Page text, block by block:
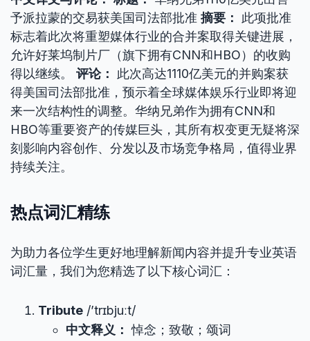
予派拉蒙的交易获美国司法部批准 摘要：
此项批准
标志着此次将重塑媒体行业的合并案取得关键进展，
允许好莱坞制片厂（旗下拥有CNN和HBO）的收购
得以继续。 评论：
此次高达1110亿美元的并购案获
得美国司法部批准，预示着全球媒体娱乐行业即将迎
来一次结构性的调整。华纳兄弟作为拥有CNN和
HBO等重要资产的传媒巨头，其所有权变更无疑将深
刻影响内容创作、分发以及市场竞争格局，值得业界
持续关注。
热点词汇精练
为助力各位学生更好地理解新闻内容并提升专业英语
词汇量，我们为您精选了以下核心词汇：
Tribute /’trɪbjuːt/
中文释义： 悼念；致敬；颂词